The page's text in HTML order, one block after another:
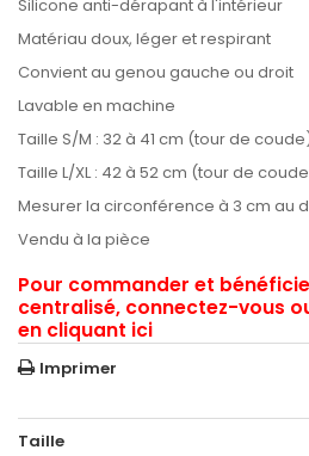
Silicone anti-dérapant à l'intérieur
Matériau doux, léger et respirant
Convient au genou gauche ou droit
Lavable en machine
Taille S/M : 32 à 41 cm (tour de
Taille L/XL : 42 à 52 cm (tour de
Mesurer la circonférence à 3 cm au
Vendu à la pièce
Pour commander et
centralisé, connectez-vous
en cliquant ici
Imprimer
Taille